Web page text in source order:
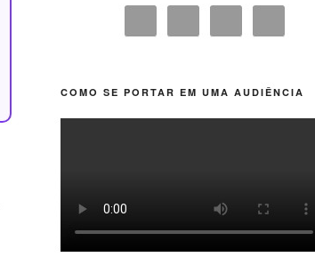
COMO SE PORTAR EM UMA AUDIÊNCIA